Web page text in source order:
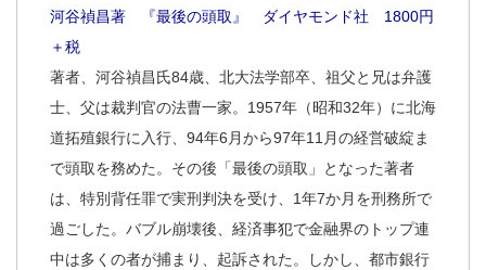
河谷禎昌著 『最後の頭取』 ダイヤモンド社 1800円
＋税
著者、河谷禎昌氏84歳、北大法学部卒、祖父と兄は弁護
士、父は裁判官の法曹一家。1957年（昭和32年）に北海
道拓殖銀行に入行、94年6月から97年11月の経営破綻ま
で頭取を務めた。その後「最後の頭取」となった著者
は、特別背任罪で実刑判決を受け、1年7か月を刑務所で
過ごした。バブル崩壊後、経済事犯で金融界のトップ連
中は多くの者が捕まり、起訴された。しかし、都市銀行